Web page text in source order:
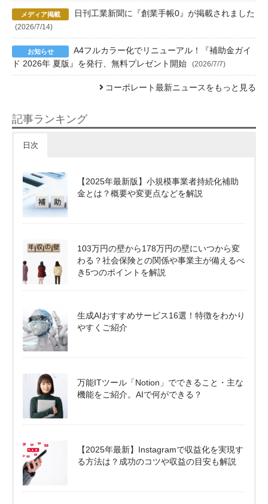
日刊工業新聞に『創業手帳0』が掲載されました
(2026/7/14)
A4フルカラー化でリニューアル！『補助金ガイ
ド 2026年 夏版』を発行、無料プレゼント開始
(2026/7/7)
コーポレート最新ニュースをもっと見る
記事ランキング
日次
【2025年最新版】小規模事業者持続化補助
金とは？概要や変更点などを解説
103万円の壁から178万円の壁にいつから変
わる？社会保険との関係や事業主が備えるべ
き5つのポイントを解説
生成AIおすすめサービス16選！特徴をわかり
やすくご紹介
万能ITツール「Notion」でできること・主な
機能をご紹介。AIで何ができる？
【2025年最新】Instagramで収益化を実現す
る方法は？成功のコツや収益の目安も解説